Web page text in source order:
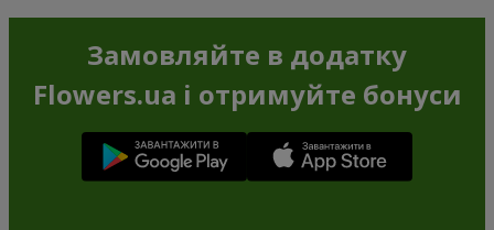
Замовляйте в додатку
Flowers.ua і отримуйте бонуси